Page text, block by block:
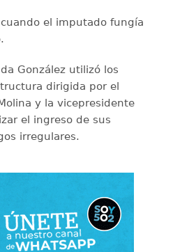
el imputado fungía
González utilizó los
dirigida por el
y la vicepresidente
el ingreso de sus
irregulares.